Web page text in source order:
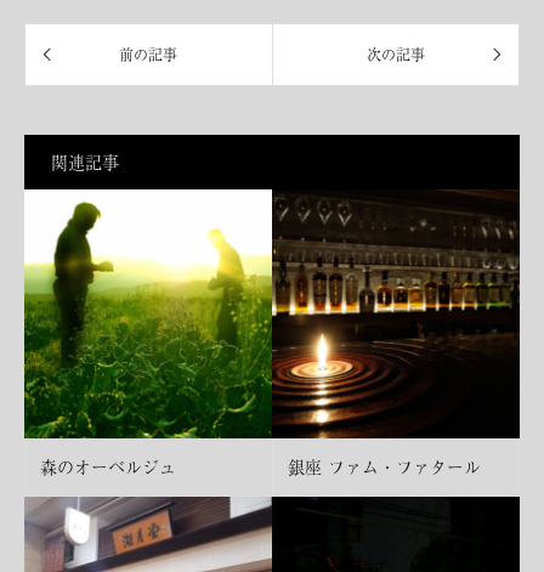
関連記事
森のオーベルジュ 銀座 ファム・ファタール